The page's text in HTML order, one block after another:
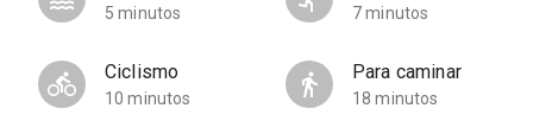
5 minutos 7 minutos
Ciclismo
10 minutos
Para caminar
18 minutos